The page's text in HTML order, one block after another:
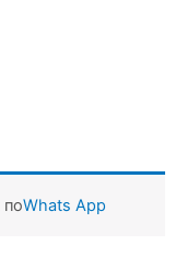
поWhats App